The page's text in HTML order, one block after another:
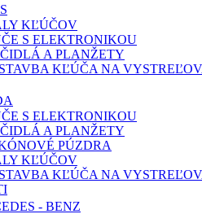
KĽÚČOV
S ELEKTRONIKOU
A PLANŽETY
KĽÚČA NA
S ELEKTRONIKOU
A PLANŽETY
PÚZDRA
KĽÚČOV
KĽÚČA NA
- BENZ